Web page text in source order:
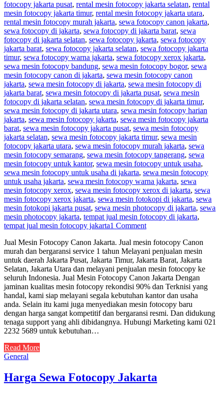
fotocopy jakarta pusat, rental mesin fotocopy jakarta selatan, rental
mesin fotocopy jakarta timur, rental mesin fotocopy jakarta utara,
rental mesin fotocopy murah jakarta, sewa fotocopy canon jakarta,
sewa fotocopy di jakarta, sewa fotocopy di jakarta barat, sewa
fotocopy di jakarta selatan, sewa fotocopy jakarta, sewa fotocopy
jakarta barat, sewa fotocopy jakarta selatan, sewa fotocopy jakarta
timur, sewa fotocopy warna jakarta, sewa fotocopy xerox jakarta,
sewa mesin fotocopy bandung, sewa mesin fotocopy bogor, sewa
mesin fotocopy canon di jakarta, sewa mesin fotocopy canon
jakarta, sewa mesin fotocopy di jakarta, sewa mesin fotocopy di
jakarta barat, sewa mesin fotocopy di jakarta pusat, sewa mesin
fotocopy di jakarta selatan, sewa mesin fotocopy di jakarta timur,
sewa mesin fotocopy di jakarta utara, sewa mesin fotocopy harian
jakarta, sewa mesin fotocopy jakarta, sewa mesin fotocopy jakarta
barat, sewa mesin fotocopy jakarta pusat, sewa mesin fotocopy
jakarta selatan, sewa mesin fotocopy jakarta timur, sewa mesin
fotocopy jakarta utara, sewa mesin fotocopy murah jakarta, sewa
mesin fotocopy semarang, sewa mesin fotocopy tangerang, sewa
mesin fotocopy untuk kantor, sewa mesin fotocopy untuk usaha,
sewa mesin fotocopy untuk usaha di jakarta, sewa mesin fotocopy
untuk usaha jakarta, sewa mesin fotocopy warna jakarta, sewa
mesin fotocopy xerox, sewa mesin fotocopy xerox di jakarta, sewa
mesin fotocopy xerox jakarta, sewa mesin fotokopi di jakarta, sewa
mesin fotokopi jakarta pusat, sewa mesin photocopy di jakarta, sewa
mesin photocopy jakarta, tempat jual mesin fotocopy di jakarta,
tempat jual mesin fotocopy jakarta1 Comment
Jual Mesin Fotocopy Canon Jakarta. Jual mesin fotocopy Canon
murah dan bergaransi service 1 tahun Melayani penjualan mesin
untuk daerah Jakarta Pusat, Jakarta Timur, Jakarta Barat, Jakarta
Selatan, Jakarta Utara dan melayani penjualan mesin fotocopy ke
seluruh Indonesia. Jual Mesin Fotocopy Canon Jakarta Dengan
jaminan kualitas mesin fotocopy rekondisi 90% dan Terknisi yang
handal, kami siap melayani segala kebutuhan kantor dan usaha
anda. Selain itu kami juga menyediakan mesin fotocopy baru
dengan harga sangat kompetitif dan bergaransi resmi. Dan didukung
tenaga support yang ahli dibidangnya. Hubungi Marketing kami 021
2232 5689 untuk kebutuhan…
Read More
General
Harga Sewa Fotocopy Jakarta